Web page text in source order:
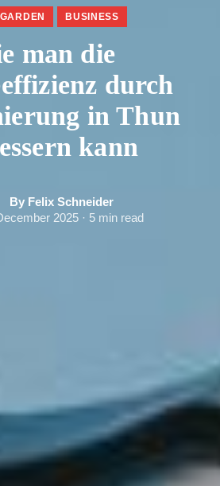
BUSINESS
man die
durch
in Thun
kann
By Felix Schneider
2025 · 5 min read